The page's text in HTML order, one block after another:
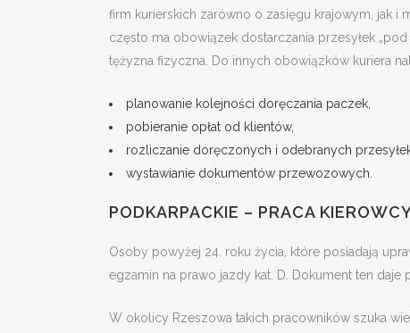
firm kurierskich zarówno o zasięgu krajowym, jak i
często ma obowiązek dostarczania przesyłek
tężyzna fizyczna. Do innych obowiązków kuriera
planowanie kolejności doręczania paczek,
pobieranie opłat od klientów,
rozliczanie doręczonych i odebranych
wystawianie dokumentów przewozowych.
PODKARPACKIE – PRACA
Osoby powyżej 24. roku życia, które posiadają
egzamin na prawo jazdy kat. D. Dokument ten
W okolicy Rzeszowa takich pracowników szuka